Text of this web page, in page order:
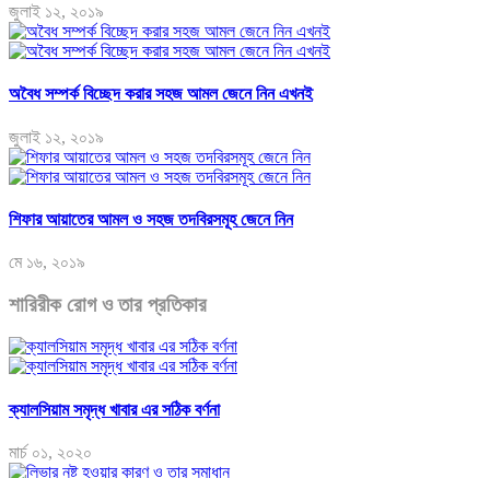
জুলাই ১২, ২০১৯
অবৈধ সম্পর্ক বিচ্ছেদ করার সহজ আমল জেনে নিন এখনই
জুলাই ১২, ২০১৯
শিফার আয়াতের আমল ও সহজ তদবিরসমূহ জেনে নিন
মে ১৬, ২০১৯
শারিরীক রোগ ও তার প্রতিকার
ক্যালসিয়াম সমৃদ্ধ খাবার এর সঠিক বর্ণনা
মার্চ ০১, ২০২০